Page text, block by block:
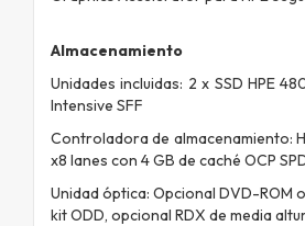
Almacenamiento
Unidades incluidas: 2 x SSD HPE
Intensive SFF
Controladora de almacenamiento:
x8 lanes con 4 GB de caché OCP
Unidad óptica: Opcional DVD-ROM
kit ODD, opcional RDX de media